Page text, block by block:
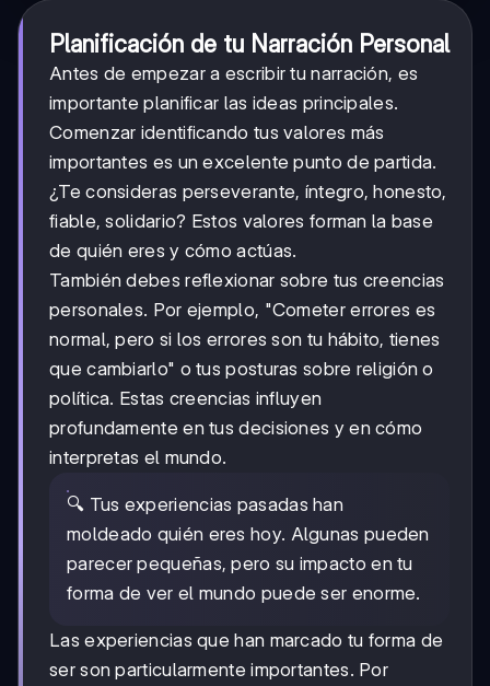
Planificación de tu Narración Personal
Antes de empezar a escribir tu narración, es
importante planificar las ideas principales.
Comenzar identificando tus valores más
importantes es un excelente punto de partida.
¿Te consideras perseverante, íntegro, honesto,
fiable, solidario? Estos valores forman la base
de quién eres y cómo actúas.
También debes reflexionar sobre tus creencias
personales. Por ejemplo, "Cometer errores es
normal, pero si los errores son tu hábito, tienes
que cambiarlo" o tus posturas sobre religión o
política. Estas creencias influyen
profundamente en tus decisiones y en cómo
interpretas el mundo.
🔍 Tus experiencias pasadas han
moldeado quién eres hoy. Algunas pueden
parecer pequeñas, pero su impacto en tu
forma de ver el mundo puede ser enorme.
Las experiencias que han marcado tu forma de
ser son particularmente importantes. Por